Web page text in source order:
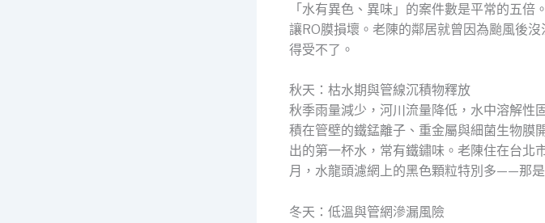
「水有異色、異味」的案件數是平常的五
讓RO膜損壞。老陳的鄰居就曾因為颱風後
得受不了。
秋天：枯水期與管線沉積物釋放
秋季雨量減少，河川流量降低，水中溶解性
積在管壁的鐵錳離子、重金屬與細菌生物膜
出的第一杯水，常有鐵鏽味。老陳住在台北
月，水龍頭濾網上的黑色顆粒特別多——那是
冬天：低溫與管網滲漏風險